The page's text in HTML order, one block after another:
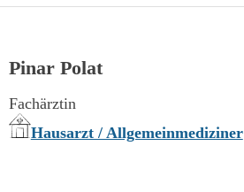
Pinar Polat
Fachärztin
Hausarzt / Allgemeinmediziner